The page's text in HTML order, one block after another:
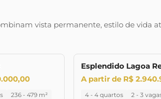
vista permanente, estilo de vida
236 - 479 m²
LANÇAMENTO
Esplendido Lagoa
A partir de R$
4 - 4 quartos 2 - 3